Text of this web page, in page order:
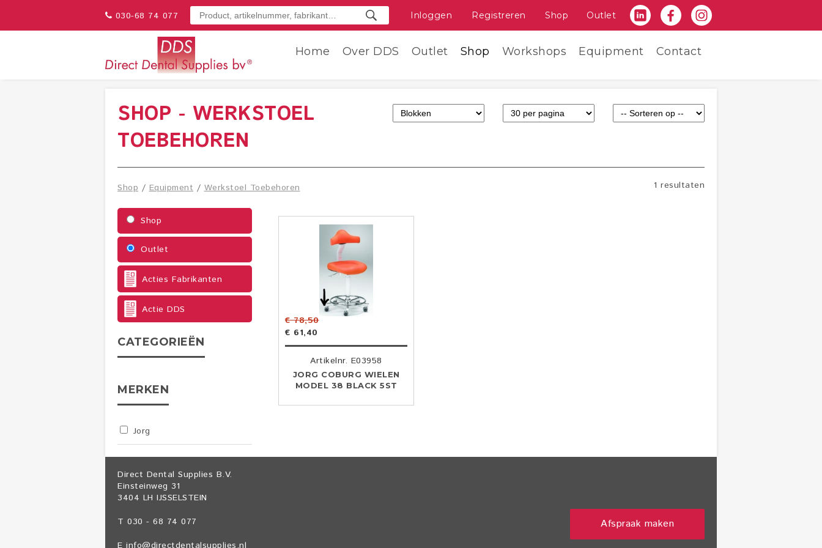
030-68 74 077 Inloggen Registreren Shop Outlet
Home Over DDS Outlet Shop Workshops Equipment Contact
SHOP - WERKSTOEL
TOEBEHOREN
1 resultaten
Shop /Equipment /Werkstoel Toebehoren
Shop
Outlet
Acties Fabrikanten
Actie DDS
CATEGORIEËN
MERKEN
Jorg
€ 78,50
€ 61,40
Artikelnr. E03958
JORG COBURG WIELEN
MODEL 38 BLACK 5ST
Direct Dental Supplies B.V.
Einsteinweg 31
3404 LH IJSSELSTEIN
T 030 - 68 74 077
E info@directdentalsupplies.nl
Afspraak maken